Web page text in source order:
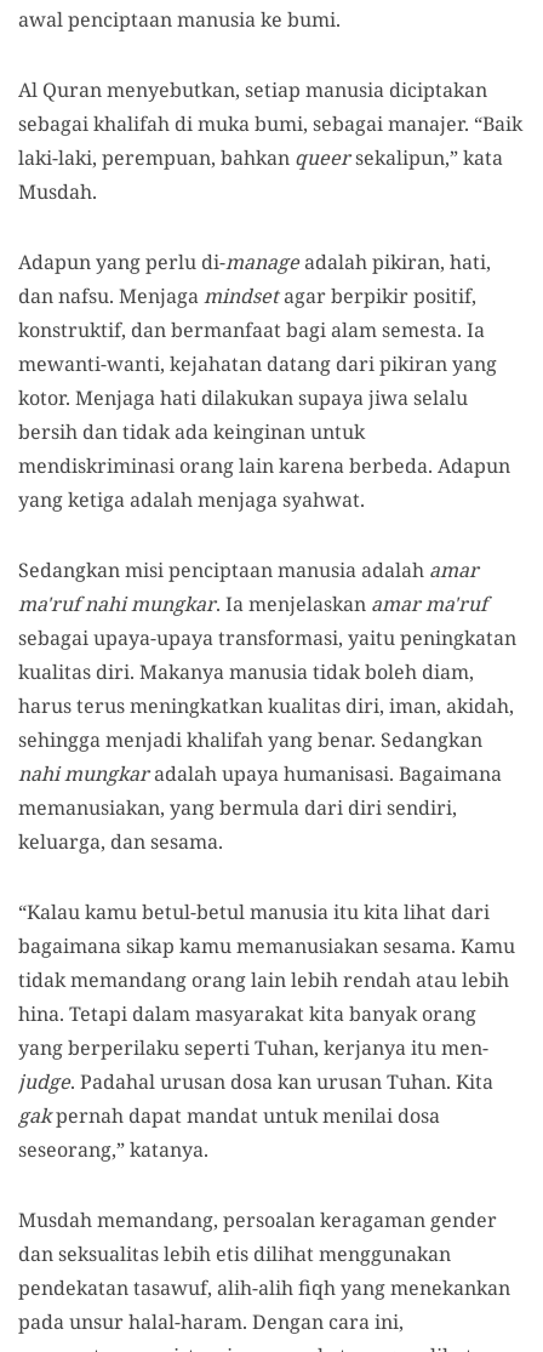
awal penciptaan manusia ke bumi.
Al Quran menyebutkan, setiap manusia diciptakan
sebagai khalifah di muka bumi, sebagai manajer. “Baik
laki-laki, perempuan, bahkan queersekalipun,” kata
Musdah.
Adapun yang perlu di-manageadalah pikiran, hati,
dan nafsu. Menjagamindsetagar berpikir positif,
konstruktif, dan bermanfaat bagi alam semesta. Ia
mewanti-wanti, kejahatan datang dari pikiran yang
kotor. Menjaga hati dilakukan supaya jiwa selalu
bersih dan tidak ada keinginan untuk
mendiskriminasi orang lain karena berbeda. Adapun
yang ketiga adalah menjaga syahwat.
Sedangkan misi penciptaan manusia adalah amar
ma'ruf nahi mungkar. Ia menjelaskan amar ma'ruf
sebagai upaya-upaya transformasi, yaitu peningkatan
kualitas diri. Makanya manusia tidak boleh diam,
harus terus meningkatkan kualitas diri, iman, akidah,
sehingga menjadi khalifah yang benar. Sedangkan
nahi mungkaradalah upaya humanisasi. Bagaimana
memanusiakan, yang bermula dari diri sendiri,
keluarga, dan sesama.
“Kalau kamu betul-betul manusia itu kita lihat dari
bagaimana sikap kamu memanusiakan sesama. Kamu
tidak memandang orang lain lebih rendah atau lebih
hina. Tetapi dalam masyarakat kita banyak orang
yang berperilaku seperti Tuhan, kerjanya itu men-
judge. Padahal urusan dosa kan urusan Tuhan. Kita
gakpernah dapat mandat untuk menilai dosa
seseorang,” katanya.
Musdah memandang, persoalan keragaman gender
dan seksualitas lebih etis dilihat menggunakan
pendekatan tasawuf, alih-alih fiqh yang menekankan
pada unsur halal-haram. Dengan cara ini,